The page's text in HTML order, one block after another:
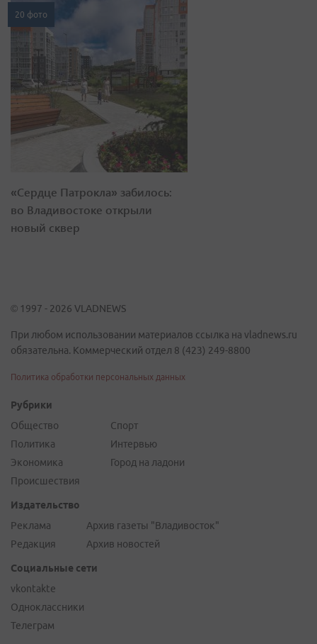
20 фото
«Сердце Патрокла» забилось:
во Владивостоке открыли
новый сквер
© 1997 - 2026 VLADNEWS
При любом использовании материалов ссылка на vladnews.ru
обязательна. Коммерческий отдел 8 (423) 249-8800
Политика обработки персональных данных
Рубрики
Общество
Политика
Экономика
Происшествия
Спорт
Интервью
Город на ладони
Издательство
Реклама
Редакция
Архив газеты "Владивосток"
Архив новостей
Социальные сети
vkontakte
Одноклассники
Телеграм